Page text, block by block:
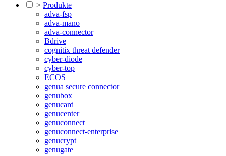
> Produkte
adva-fsp
adva-mano
adva-connector
Bdrive
cognitix threat defender
cyber-diode
cyber-top
ECOS
genua secure connector
genubox
genucard
genucenter
genuconnect
genuconnect-enterprise
genucrypt
genugate